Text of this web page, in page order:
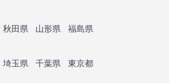
秋田県 山形県
福島県
埼玉県 千葉県
東京都